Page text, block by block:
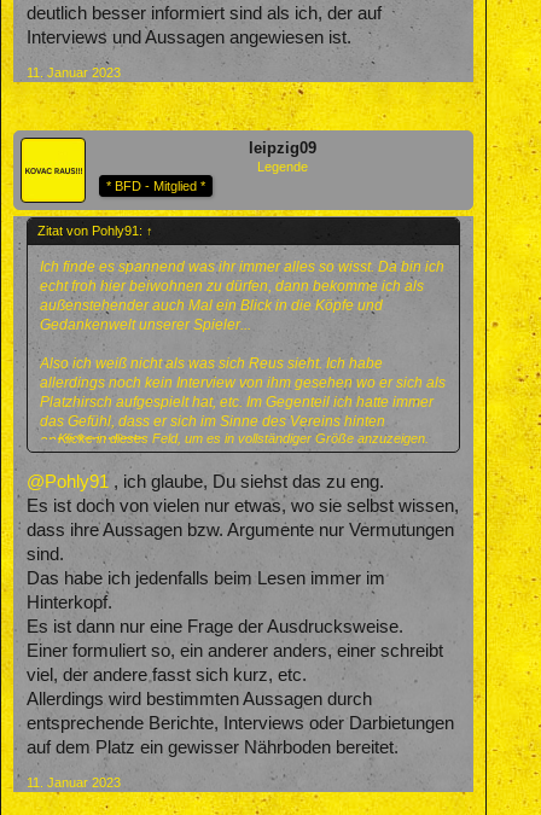
deutlich besser informiert sind als ich, der auf
Interviews und Aussagen angewiesen ist.
11. Januar 2023
leipzig09
Legende
* BFD - Mitglied *
Zitat von Pohly91: ↑
Ich finde es spannend was ihr immer alles so wisst. Da bin ich
echt froh hier beiwohnen zu dürfen, dann bekomme ich als
außenstehender auch Mal ein Blick in die Köpfe und
Gedankenwelt unserer Spieler...
Also ich weiß nicht als was sich Reus sieht. Ich habe
allerdings noch kein Interview von ihm gesehen wo er sich als
Platzhirsch aufgespielt hat, etc. Im Gegenteil ich hatte immer
das Gefühl, dass er sich im Sinne des Vereins hinten
anstellen würde.
Aber hier scheint es ja genug Leute zu geben, die täglich mit
den Betroffenen "abhängen" und dadurch deutlich besser
informiert sind als ich, der auf Interviews und Aussagen
angewiesen ist.
Klicke in dieses Feld, um es in vollständiger Größe anzuzeigen.
@Pohly91 , ich glaube, Du siehst das zu eng.
Es ist doch von vielen nur etwas, wo sie selbst wissen,
dass ihre Aussagen bzw. Argumente nur Vermutungen
sind.
Das habe ich jedenfalls beim Lesen immer im
Hinterkopf.
Es ist dann nur eine Frage der Ausdrucksweise.
Einer formuliert so, ein anderer anders, einer schreibt
viel, der andere fasst sich kurz, etc.
Allerdings wird bestimmten Aussagen durch
entsprechende Berichte, Interviews oder Darbietungen
auf dem Platz ein gewisser Nährboden bereitet.
11. Januar 2023